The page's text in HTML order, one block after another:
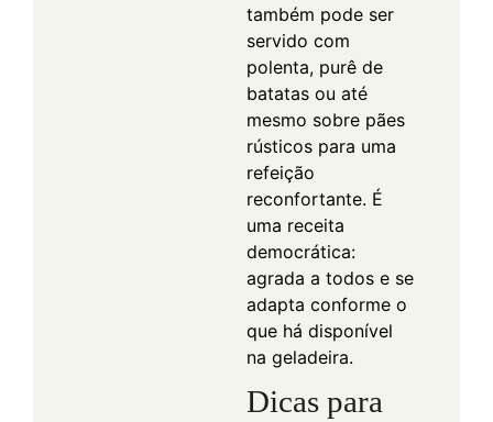
também pode ser
servido com
polenta, purê de
batatas ou até
mesmo sobre pães
rústicos para uma
refeição
reconfortante. É
uma receita
democrática:
agrada a todos e se
adapta conforme o
que há disponível
na geladeira.
Dicas para